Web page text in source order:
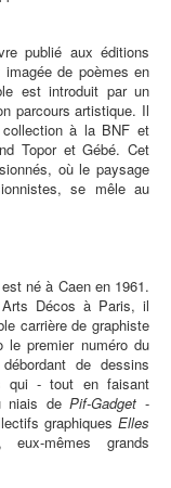
publié aux éditions
de poèmes en
est introduit par un
parcours artistique. Il
à la BNF et
Topor et Gébé. Cet
où le paysage
se mêle au
né à Caen en 1961.
Décos à Paris, il
carrière de graphiste
le premier numéro du
de dessins
qui - tout en faisant
niais dePif-Gadget -
graphiques Elles
eux-mêmes grands